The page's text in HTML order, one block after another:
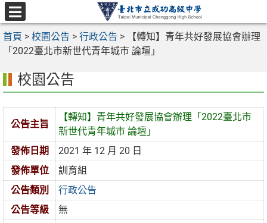
跳
至
主
區
選
單
首頁 > 校園公告 > 行政公告 >
【轉知】青年共好發展協會辦理
「2022臺北市新世代青年城市 論壇」
校園公告
公告主旨
【轉知】青年共好發展協會辦理「2022臺北市
新世代青年城市 論壇」
發佈日期
2021 年 12 月 20 日
發佈單位
訓育組
公告類別
行政公告
公告等級
無